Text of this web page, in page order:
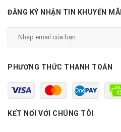
ĐĂNG KÝ NHẬN TIN KHUYẾN MÃI
PHƯƠNG THỨC THANH TOÁN
KẾT NỐI VỚI CHÚNG TÔI